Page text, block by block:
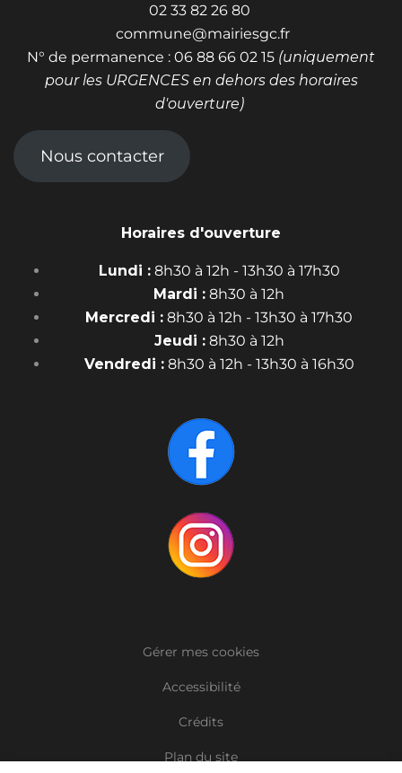
02 33 82 26 80
commune@mairiesgc.fr
N° de permanence : 06 88 66 02 15 (uniquement
pour les URGENCES en dehors des horaires
d'ouverture)
Nous contacter
Horaires d'ouverture
Lundi :8h30 à 12h - 13h30 à 17h30
Mardi : 8h30 à 12h
Mercredi : 8h30 à 12h - 13h30 à 17h30
Jeudi :8h30 à 12h
Vendredi :8h30 à 12h - 13h30 à 16h30
Gérer mes cookies
Accessibilité
Crédits
Plan du site